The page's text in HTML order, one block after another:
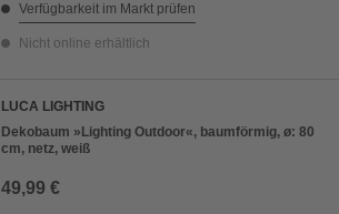
Verfügbarkeit im Markt prüfen
Nicht online erhältlich
LUCA LIGHTING
Dekobaum »Lighting Outdoor«, baumförmig, ø: 80
cm, netz, weiß
49,99 €